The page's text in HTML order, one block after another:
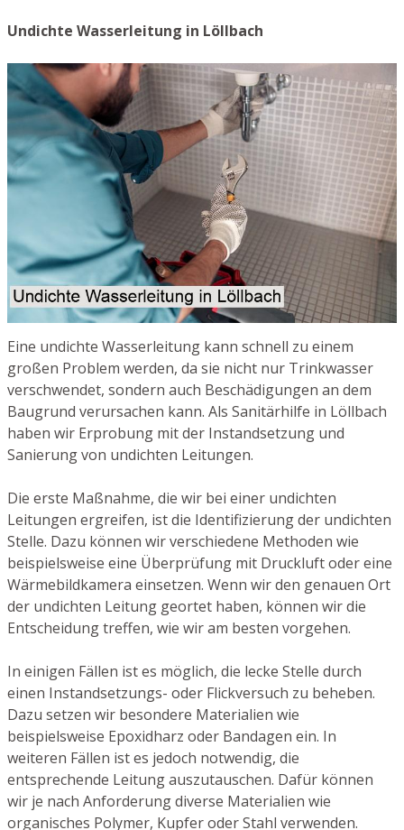
Undichte Wasserleitung in Löllbach
Eine undichte Wasserleitung kann schnell zu einem
großen Problem werden, da sie nicht nur Trinkwasser
verschwendet, sondern auch Beschädigungen an dem
Baugrund verursachen kann. Als Sanitärhilfe in Löllbach
haben wir Erprobung mit der Instandsetzung und
Sanierung von undichten Leitungen.
Die erste Maßnahme, die wir bei einer undichten
Leitungen ergreifen, ist die Identifizierung der undichten
Stelle. Dazu können wir verschiedene Methoden wie
beispielsweise eine Überprüfung mit Druckluft oder eine
Wärmebildkamera einsetzen. Wenn wir den genauen Ort
der undichten Leitung geortet haben, können wir die
Entscheidung treffen, wie wir am besten vorgehen.
In einigen Fällen ist es möglich, die lecke Stelle durch
einen Instandsetzungs- oder Flickversuch zu beheben.
Dazu setzen wir besondere Materialien wie
beispielsweise Epoxidharz oder Bandagen ein. In
weiteren Fällen ist es jedoch notwendig, die
entsprechende Leitung auszutauschen. Dafür können
wir je nach Anforderung diverse Materialien wie
organisches Polymer, Kupfer oder Stahl verwenden.